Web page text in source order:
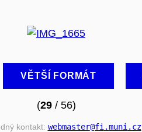
VĚTŠÍ FORMÁT
(29/ 56)
kontakt: webmaster@fi .muni .cz